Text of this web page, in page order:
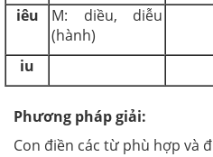
iêu
M: diều, diễu
(hành)
iu
Phương pháp giải:
Con điền các từ phù hợp và